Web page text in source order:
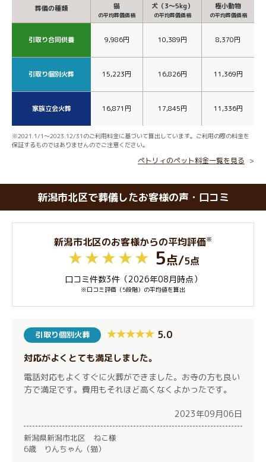
葬儀の種類 猫
の平均葬儀価格
犬（3～5kg）
の平均葬儀価格
極小動物
の平均葬儀価格
引取り合同供養 9,986円 10,389円 8,370円
引取り個別火葬 15,223円 16,826円 11,369円
家族立会火葬 16,871円 17,845円 11,336円
※2021.1/1～2023.12/31のご利用料金に基づいて算出しています。ご利用の際の料金を
保証するものではありませんのでご注意ください。
ペトリィのペット料金一覧を見る
新潟市北区で葬儀したお客様の声・口コミ
新潟市北区のお客様からの平均評価※
5点/5点
口コミ件数3件（2026年08月時点）
※口コミ評価（5段階）の平均値を算出
引取り個別火葬 5.0
対応がよくとても満足しました。
電話対応もよくすぐに火葬ができました。お寺の方も良い
方で満足です。費用もそれほど高くなくよかったです。
2023年09月06日
新潟県新潟市北区 ねこ様
6歳 りんちゃん（猫）